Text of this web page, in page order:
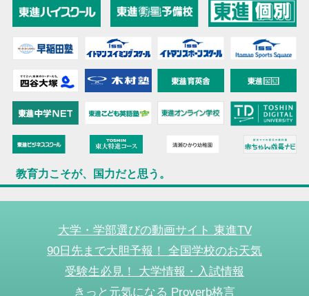
教育力こそが、国力だと思う。
大学・学部選びの動画サイト 東進TV
90日先まで大胆予報！ 全国学校のお天気
受験生必見！ 大学情報・入試情報
きっと元気になる Proverb格言